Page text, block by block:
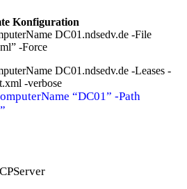
Konfiguration
DC01.ndsedv.de -File
-Force
DC01.ndsedv.de -Leases -
-verbose
“DC01” -Path